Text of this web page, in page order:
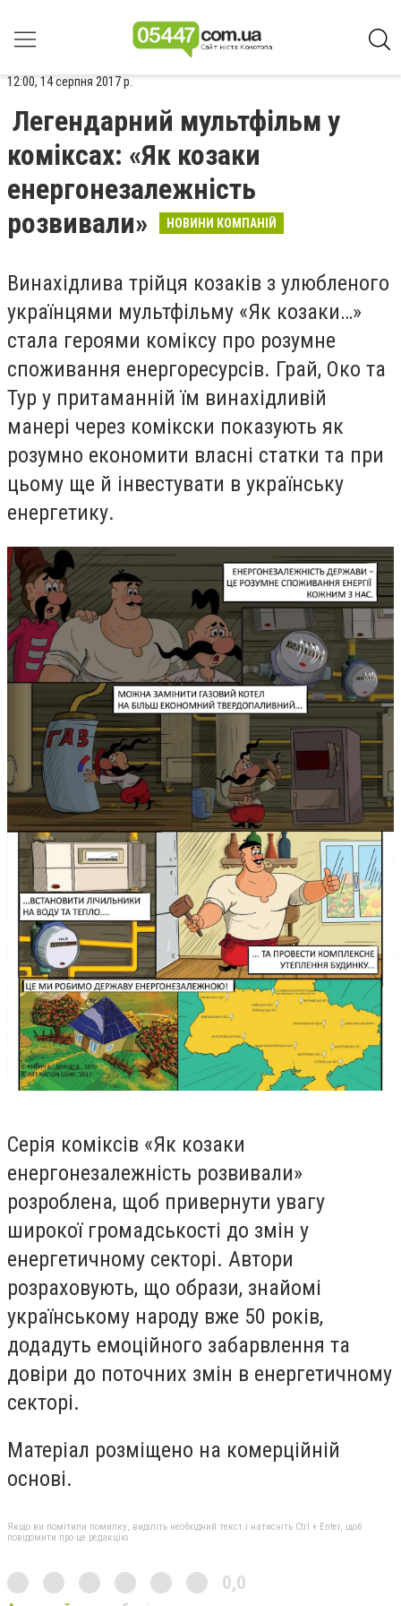
12:00, 14 серпня 2017 р.
Легендарний мультфільм у
коміксах: «Як козаки
енергонезалежність
розвивали»
НОВИНИ КОМПАНІЙ
Винахідлива трійця козаків з улюбленого
українцями мультфільму «Як козаки…»
стала героями коміксу про розумне
споживання енергоресурсів. Грай, Око та
Тур у притаманній їм винахідливій
манері через комікски показують як
розумно економити власні статки та при
цьому ще й інвестувати в українську
енергетику.
Серія коміксів «Як козаки
енергонезалежніcть розвивали»
розроблена, щоб привернути увагу
широкої громадськості до змін у
енергетичному секторі. Автори
розраховують, що образи, знайомі
українському народу вже 50 років,
додадуть емоційного забарвлення та
довіри до поточних змін в енергетичному
секторі.
Матеріал розміщено на комерційній
основі.
Якщо ви помітили помилку, виділіть необхідний текст і натисніть Ctrl + Enter, щоб
повідомити про це редакцію
0,0